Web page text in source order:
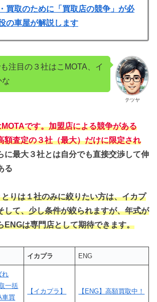
買取のために「買取店の競争」が必
の車屋が解説します
テツヤ
注目の３社はこMOTA、イ
な
です。加盟店による競争がある
額査定の３社（最大）だけに限定され
に最大３社とは自分でも直接交渉して伸
る
りは１社のみに絞りたい方は、イカプ
して、少し条件が絞られますが、年式が
ENGは専門店として期待できます。
イカプラ ENG
れ
一括
車買
【イカプラ】 【ENG】高額買取中！